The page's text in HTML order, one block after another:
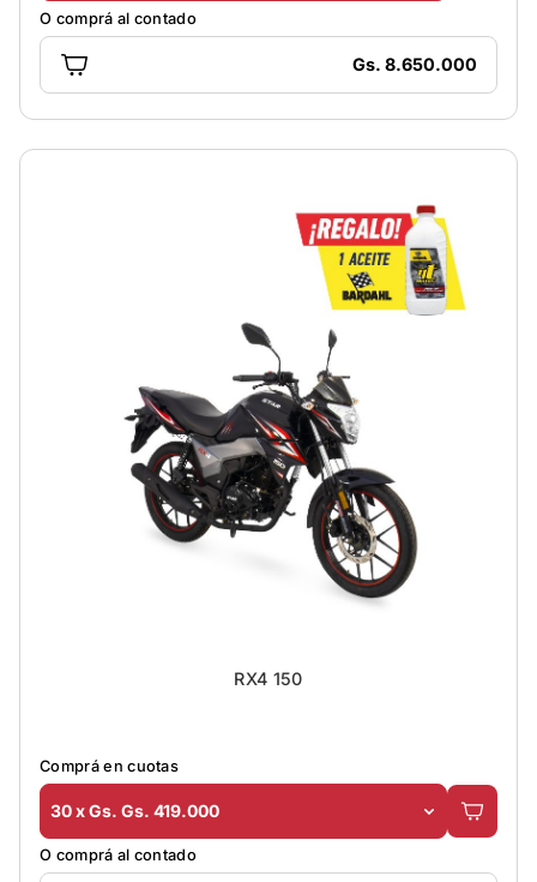
O comprá al contado
Gs. 8.650.000
RX4 150
Comprá en cuotas
30 x Gs. Gs. 419.000
O comprá al contado